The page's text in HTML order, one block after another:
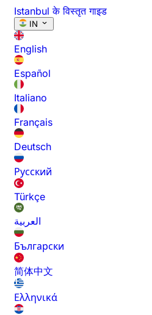
Istanbul के विस्तृत गाइड
IN
English
Español
Italiano
Français
Deutsch
Русский
Türkçe
العربية
Български
简体中文
Ελληνικά